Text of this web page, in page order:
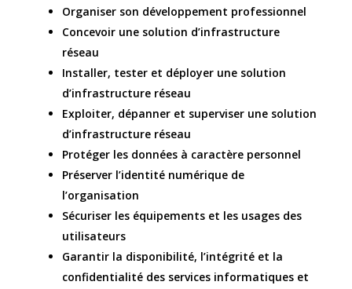
Organiser son développement professionnel
Concevoir une solution d’infrastructure
réseau
Installer, tester et déployer une solution
d’infrastructure réseau
Exploiter, dépanner et superviser une solution
d’infrastructure réseau
Protéger les données à caractère personnel
Préserver l’identité numérique de
l’organisation
Sécuriser les équipements et les usages des
utilisateurs
Garantir la disponibilité, l’intégrité et la
confidentialité des services informatiques et